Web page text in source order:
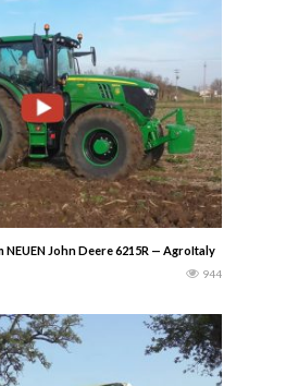
John Deere 6215R — AgroItaly
944